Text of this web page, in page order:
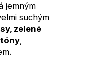
jemným
suchým
zelené